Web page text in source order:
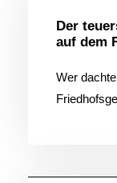
Der
auf dem
Wer